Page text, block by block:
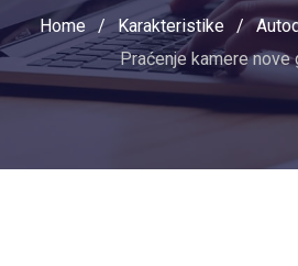
Home / Karakteristike /
Praćenje kamere nove